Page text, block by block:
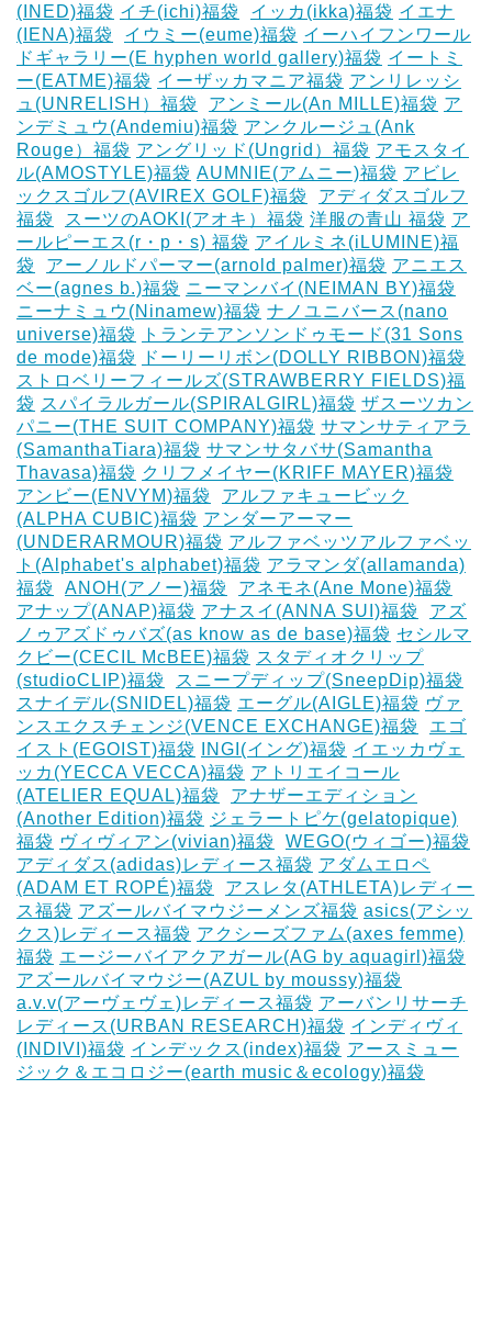
(INED)福袋 イチ(ichi)福袋 イッカ(ikka)福袋 イエナ
(IENA)福袋
イウミー(eume)福袋 イーハイフンワール
ドギャラリー(E hyphen world gallery)福袋 イートミ
ー(EATME)福袋 イーザッカマニア福袋 アンリレッシ
ュ(UNRELISH）福袋
アンミール(An MILLE)福袋 ア
ンデミュウ(Andemiu)福袋 アンクルージュ(Ank
Rouge）福袋 アングリッド(Ungrid）福袋 アモスタイ
ル(AMOSTYLE)福袋 AUMNIE(アムニー)福袋 アビレ
ックスゴルフ(AVIREX GOLF)福袋
アディダスゴルフ
福袋
スーツのAOKI(アオキ）福袋 洋服の青山 福袋 ア
ールピーエス(r・p・s) 福袋 アイルミネ(iLUMINE)福
袋
アーノルドパーマー(arnold palmer)福袋 アニエス
ベー(agnes b.)福袋 ニーマンバイ(NEIMAN BY)福袋
ニーナミュウ(Ninamew)福袋 ナノユニバース(nano
universe)福袋
トランテアンソンドゥモード(31 Sons
de mode)福袋
ドーリーリボン(DOLLY RIBBON)福袋
ストロベリーフィールズ(STRAWBERRY FIELDS)福
袋 スパイラルガール(SPIRALGIRL)福袋 ザスーツカン
パニー(THE SUIT COMPANY)福袋 サマンサティアラ
(SamanthaTiara)福袋 サマンサタバサ(Samantha
Thavasa)福袋 クリフメイヤー(KRIFF MAYER)福袋
アンビー(ENVYM)福袋
アルファキュービック
(ALPHA CUBIC)福袋 アンダーアーマー
(UNDERARMOUR)福袋 アルファベッツアルファベッ
ト(Alphabet's alphabet)福袋 アラマンダ(allamanda)
福袋
ANOH(アノー)福袋
アネモネ(Ane Mone)福袋
アナップ(ANAP)福袋 アナスイ(ANNA SUI)福袋
アズ
ノゥアズドゥバズ(as know as de base)福袋 セシルマ
クビー(CECIL McBEE)福袋 スタディオクリップ
(studioCLIP)福袋
スニープディップ(SneepDip)福袋
スナイデル(SNIDEL)福袋 エーグル(AIGLE)福袋 ‎ヴァ
ンスエクスチェンジ(VENCE EXCHANGE)福袋
エゴ
イスト(EGOIST)福袋
‎INGI(イング)福袋 イエッカヴェ
ッカ(YECCA VECCA)福袋 アトリエイコール
(ATELIER EQUAL)福袋
アナザーエディション
(Another Edition)福袋 ジェラートピケ(gelatopique)
福袋 ヴィヴィアン(vivian)福袋
WEGO(ウィゴー)福袋
アディダス(adidas)レディース福袋 アダムエロペ
(ADAM ET ROPÉ)福袋
アスレタ(ATHLETA)レディー
ス福袋 アズールバイマウジーメンズ福袋 asics(アシッ
クス)レディース福袋 アクシーズファム(axes femme)
福袋 エージーバイアクアガール(AG by aquagirl)福袋
アズールバイマウジー(AZUL by moussy)福袋
a.v.v(アーヴェヴェ)レディース福袋 アーバンリサーチ
レディース(URBAN RESEARCH)福袋 インディヴィ
(INDIVI)福袋 インデックス(index)福袋 アースミュー
ジック＆エコロジー(earth music＆ecology)福袋